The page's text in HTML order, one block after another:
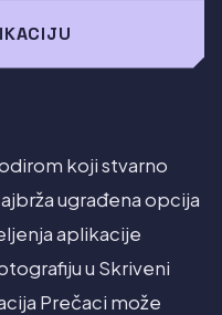
koji stvarno
ugrađena opcija
aplikacije
u Skriveni
Prečaci može